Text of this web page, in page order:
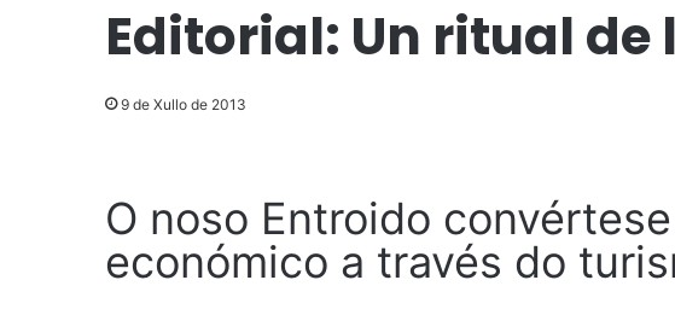
Editorial: Un ritual de
9 de Xullo de 2013
O noso Entroido
económico a través do